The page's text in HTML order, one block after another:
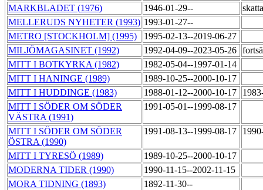
MARKBLADET (1976) 1946-01-29--
MELLERUDS NYHETER (1993) 1993-01-27--
METRO [STOCKHOLM] (1995)
1995-02-13--2019-06-27
MILJÖMAGASINET (1992)
1992-04-09--2023-05-26
MITT I BOTKYRKA (1982)
1982-05-04--1997-01-14
MITT I HANINGE (1989)
1989-10-25--2000-10-17
MITT I HUDDINGE (1983)
1988-01-12--2000-10-17
MITT I SÖDER OM SÖDER
VÄSTRA (1991)
1991-05-01--1999-08-17
MITT I SÖDER OM SÖDER
ÖSTRA (1990)
1991-08-13--1999-08-17
MITT I TYRESÖ (1989)
1989-10-25--2000-10-17
MODERNA TIDER (1990)
1990-11-15--2002-11-15
MORA TIDNING (1893)
1892-11-30--